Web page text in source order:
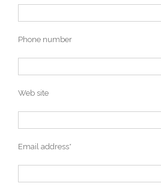
Phone number
Web site
Email address*